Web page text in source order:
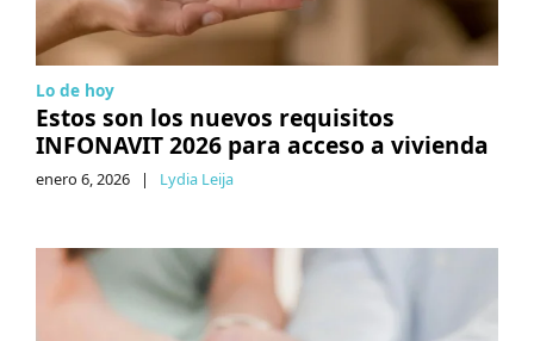
Lo de hoy
Estos son los nuevos requisitos
INFONAVIT 2026 para acceso a vivienda
enero 6, 2026 | Lydia Leija